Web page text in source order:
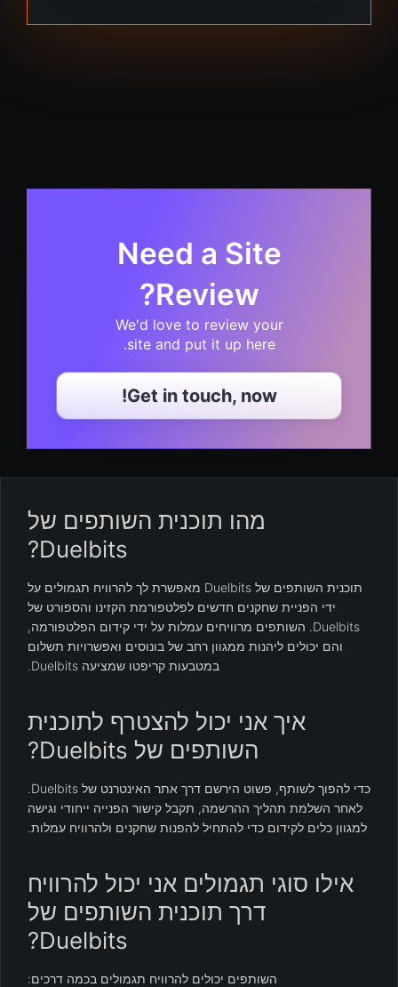
Need a Site
Review?
We'd love to review your
site and put it up here.
Get in touch, now!
מהו תוכנית השותפים של
Duelbits?
תוכנית השותפים של Duelbits מאפשרת לך להרוויח תגמולים על
ידי הפניית שחקנים חדשים לפלטפורמת הקזינו והספורט של
Duelbits. השותפים מרוויחים עמלות על ידי קידום הפלטפורמה,
והם יכולים ליהנות ממגוון רחב של בונוסים ואפשרויות תשלום
במטבעות קריפטו שמציעה Duelbits.
איך אני יכול להצטרף לתוכנית
השותפים של Duelbits?
כדי להפוך לשותף, פשוט הירשם דרך אתר האינטרנט של Duelbits.
לאחר השלמת תהליך ההרשמה, תקבל קישור הפנייה ייחודי וגישה
למגוון כלים לקידום כדי להתחיל להפנות שחקנים ולהרוויח עמלות.
אילו סוגי תגמולים אני יכול להרוויח
דרך תוכנית השותפים של
Duelbits?
השותפים יכולים להרוויח תגמולים בכמה דרכים: